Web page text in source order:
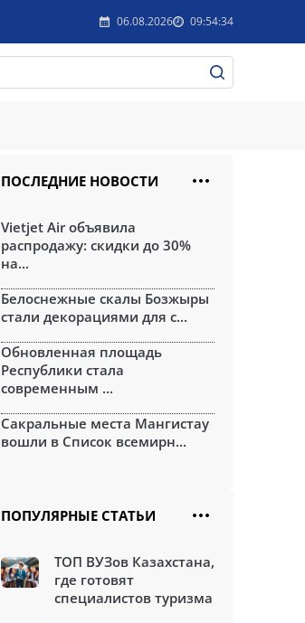
06.08.2026 09:54:34
ПОСЛЕДНИЕ НОВОСТИ
Vietjet Air объявила
распродажу: скидки до 30%
на...
Белоснежные скалы Бозжыры
стали декорациями для с...
Обновленная площадь
Республики стала
современным ...
Сакральные места Мангистау
вошли в Список всемирн...
ПОПУЛЯРНЫЕ СТАТЬИ
ТОП ВУЗов Казахстана,
где готовят
специалистов туризма